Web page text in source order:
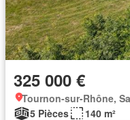
325 000 €
Tournon-sur-Rhône,
5 Pièces
140 m²